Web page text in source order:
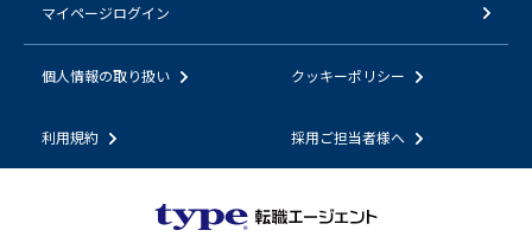
マイページログイン
個人情報の取り扱い クッキーポリシー
利用規約 採用ご担当者様へ